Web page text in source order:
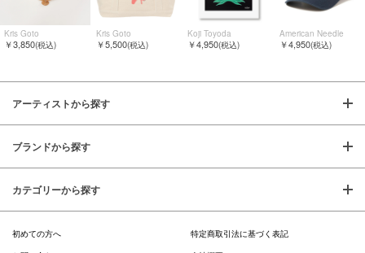
Kris Goto
￥3,850(税込)
Kris Goto
￥5,500(税込)
Koji Toyoda
￥4,950(税込)
American Needle
￥4,950(税込)
アーティストから探す
ブランドから探す
カテゴリーから探す
初めての方へ
特定商取引法に基づく表記